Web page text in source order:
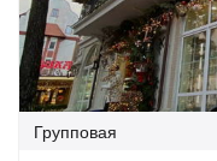
Групповая